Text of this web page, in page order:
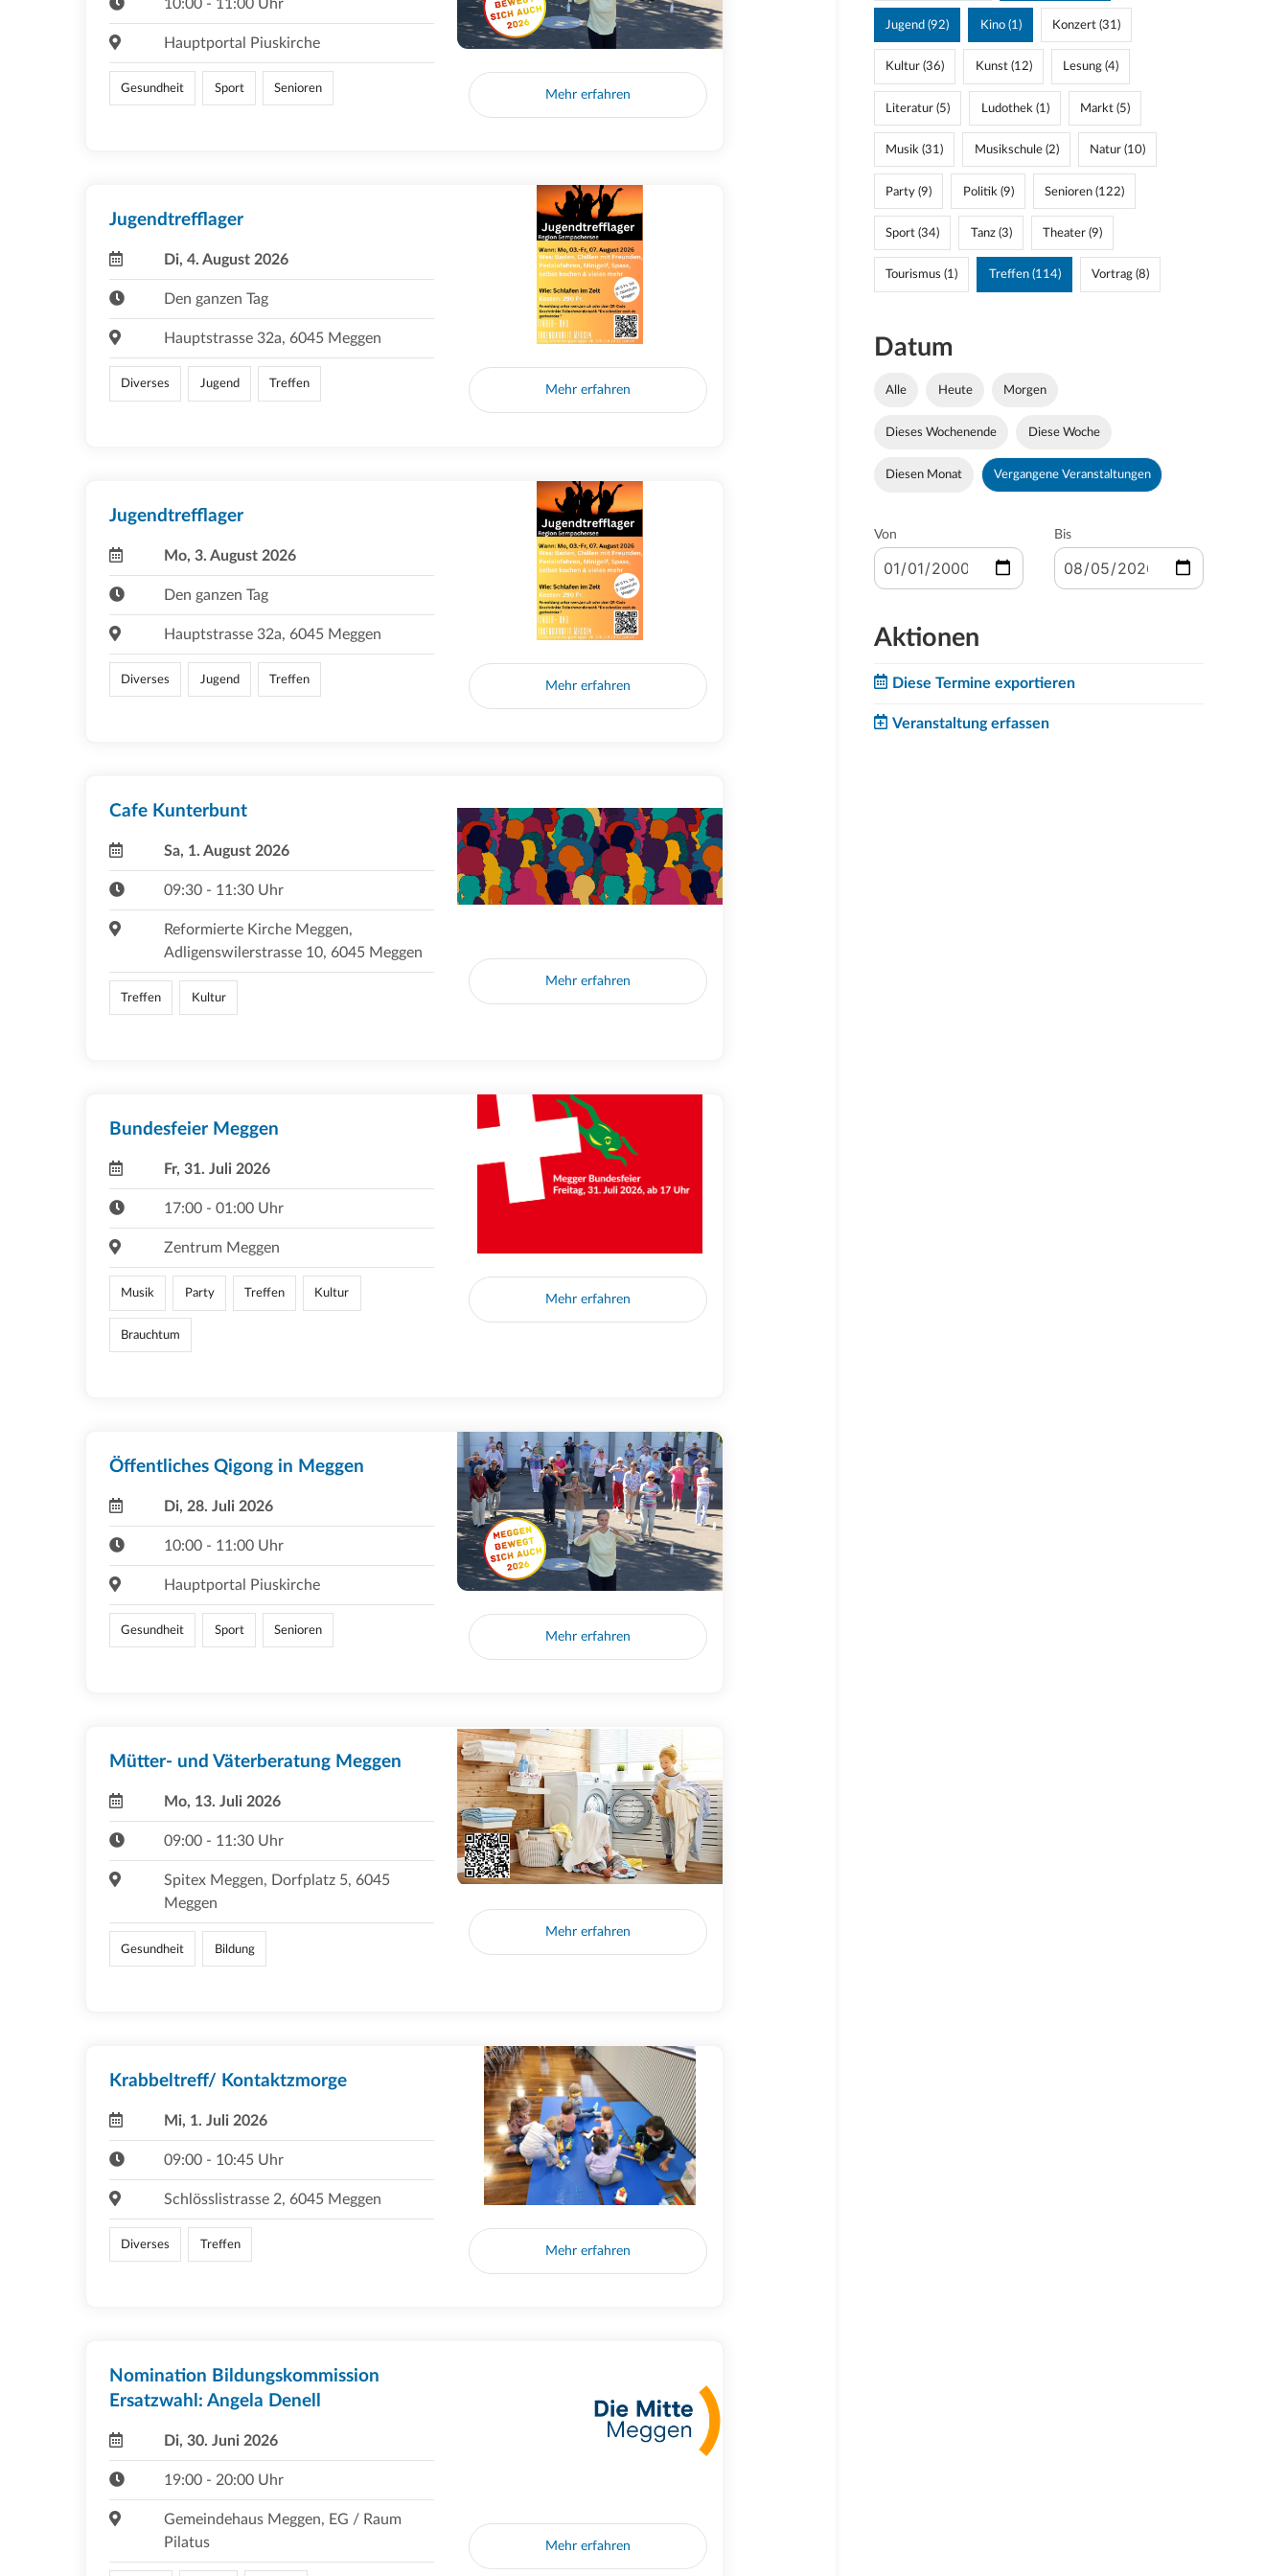
10:00 - 11:00 Uhr
Hauptportal Piuskirche
Gesundheit Sport Senioren Mehr erfahren
Jugendtrefflager
Di, 4. August 2026
Den ganzen Tag
Hauptstrasse 32a, 6045 Meggen
Diverses Jugend Treffen Mehr erfahren
Jugendtrefflager
Mo, 3. August 2026
Den ganzen Tag
Hauptstrasse 32a, 6045 Meggen
Diverses Jugend Treffen Mehr erfahren
Cafe Kunterbunt
Sa, 1. August 2026
09:30 - 11:30 Uhr
Reformierte Kirche Meggen,
Adligenswilerstrasse 10, 6045 Meggen
Treffen Kultur
Mehr erfahren
Bundesfeier Meggen
Fr, 31. Juli 2026
17:00 - 01:00 Uhr
Zentrum Meggen
Musik Party Treffen Kultur
Brauchtum
Mehr erfahren
Öffentliches Qigong in Meggen
Di, 28. Juli 2026
10:00 - 11:00 Uhr
Hauptportal Piuskirche
Gesundheit Sport Senioren Mehr erfahren
Mütter- und Väterberatung Meggen
Mo, 13. Juli 2026
09:00 - 11:30 Uhr
Spitex Meggen, Dorfplatz 5, 6045
Meggen
Gesundheit Bildung
Mehr erfahren
Krabbeltreff/ Kontaktzmorge
Mi, 1. Juli 2026
09:00 - 10:45 Uhr
Schlösslistrasse 2, 6045 Meggen
Diverses Treffen Mehr erfahren
Nomination Bildungskommission
Ersatzwahl: Angela Denell
Di, 30. Juni 2026
19:00 - 20:00 Uhr
Gemeindehaus Meggen, EG / Raum
Pilatus
Mehr erfahren
Jugend (92) Kino (1) Konzert (31)
Kultur (36) Kunst (12) Lesung (4)
Literatur (5) Ludothek (1) Markt (5)
Musik (31) Musikschule (2) Natur (10)
Party (9) Politik (9) Senioren (122)
Sport (34) Tanz (3) Theater (9)
Tourismus (1) Treffen (114) Vortrag (8)
Datum
Alle Heute Morgen
Dieses Wochenende Diese Woche
Diesen Monat Vergangene Veranstaltungen
Von Bis
Aktionen
Diese Termine exportieren
Veranstaltung erfassen